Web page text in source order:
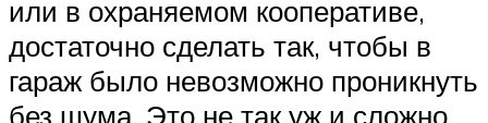
или в охраняемом кооперативе,
достаточно сделать так, чтобы в
гараж было невозможно проникнуть
без шума. Это не так уж и сложно.